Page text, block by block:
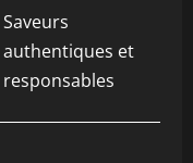
Saveurs
authentiques et
responsables